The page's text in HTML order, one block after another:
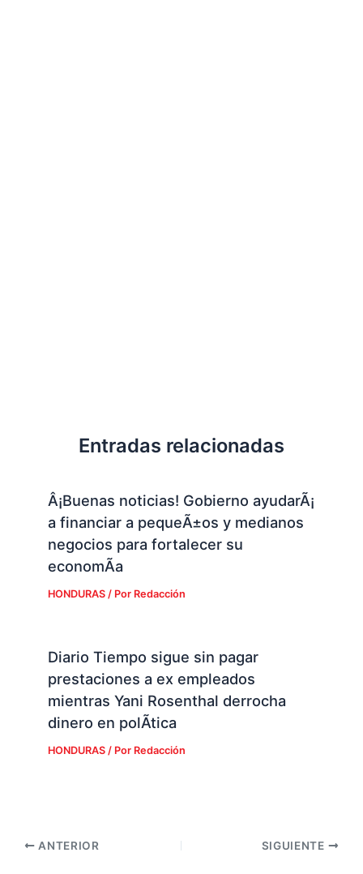
Entradas relacionadas
Â¡Buenas noticias! Gobierno ayudarÃ¡
a financiar a pequeÃ±os y medianos
negocios para fortalecer su
economÃ­a
HONDURAS/ Por Redacción
Diario Tiempo sigue sin pagar
prestaciones a ex empleados
mientras Yani Rosenthal derrocha
dinero en polÃ­tica
HONDURAS/ Por Redacción
ANTERIOR SIGUIENTE